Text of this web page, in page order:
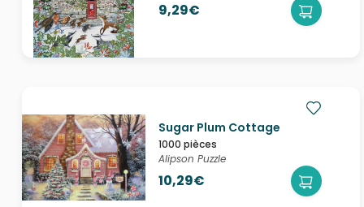
9,29€
Sugar Plum Cottage
1000 pièces
Alipson Puzzle
10,29€